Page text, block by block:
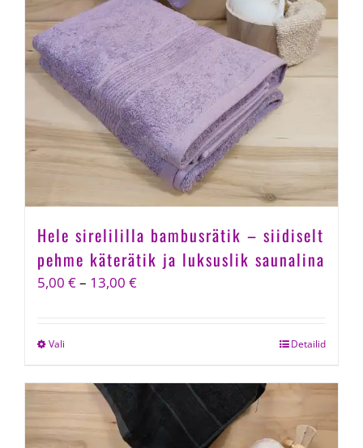
Hele sirelililla bambusrätik – siidiselt
pehme käterätik ja luksuslik saunalina
5,00 €– 13,00 €Price
Vali
has
multiple
variants.
Detailid